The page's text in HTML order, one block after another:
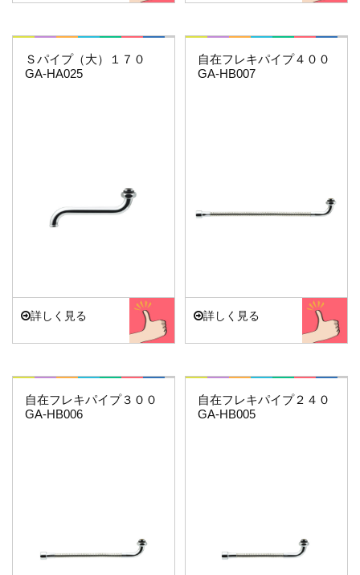
これエエやん
Ｓパイプ（大）１７０
GA-HA025
詳しく見る
これエエやん
自在フレキパイプ４００
GA-HB007
詳しく見る
これエエやん
自在フレキパイプ３００
GA-HB006
これエエやん
自在フレキパイプ２４０
GA-HB005